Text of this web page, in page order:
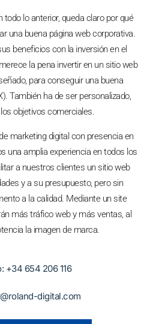
lo anterior, queda claro por qué
una buena página web corporativa.
beneficios con la inversión en el
la pena invertir en un sitio web
para conseguir una buena
También ha de ser personalizado,
objetivos comerciales.
marketing digital con presencia en
una amplia experiencia en todos los
a nuestros clientes un sitio web
y a su presupuesto, pero sin
a la calidad. Mediante un site
más tráfico web y más ventas, al
la imagen de marca.
+34 654 206 116​
digital.com